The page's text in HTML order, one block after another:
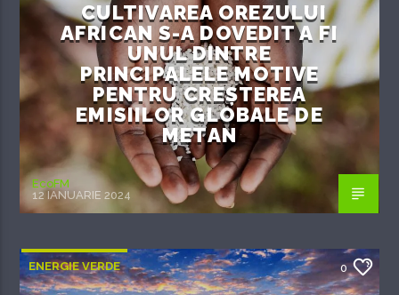
CULTIVAREA OREZULUI
AFRICAN S-A DOVEDIT A FI
UNUL DINTRE
PRINCIPALELE MOTIVE
PENTRU CREȘTEREA
EMISIILOR GLOBALE DE
METAN
EcoFM
12 IANUARIE 2024
ENERGIE VERDE 0